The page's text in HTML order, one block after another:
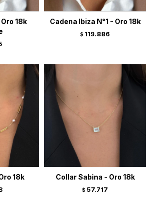
18k
Cadena Ibiza N°1 - Oro 18k
$ 119.886
18k Collar Sabina - Oro 18k
$ 57.717